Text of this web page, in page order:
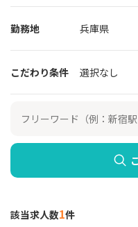
勤務地 兵庫県
こだわり条件 選択なし
該当求人数1件